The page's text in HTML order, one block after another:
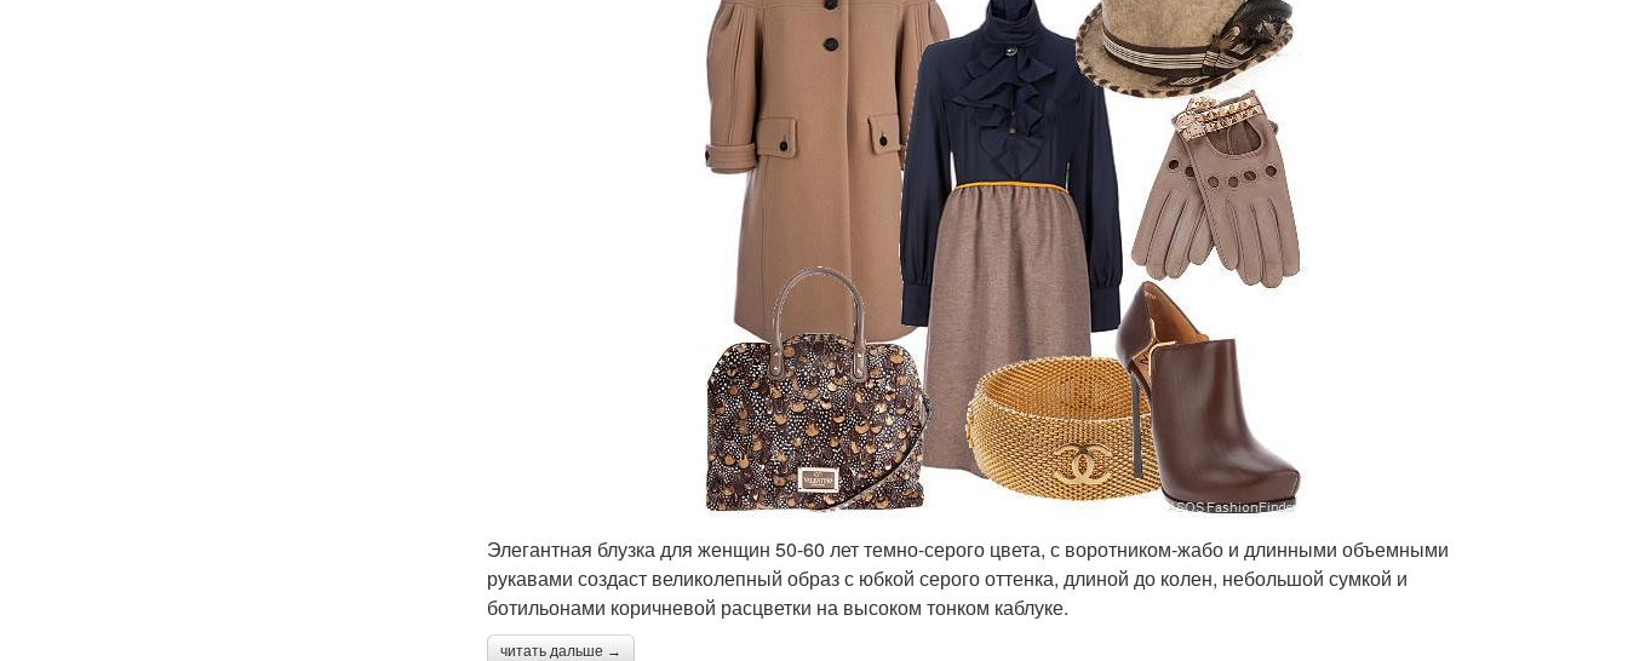
Элегантная блузка для женщин 50-60 лет темно-серого цвета, с воротником-жабо и длинными объемными
рукавами создаст великолепный образ с юбкой серого оттенка, длиной до колен, небольшой сумкой и
ботильонами коричневой расцветки на высоком тонком каблуке.
читать дальше →